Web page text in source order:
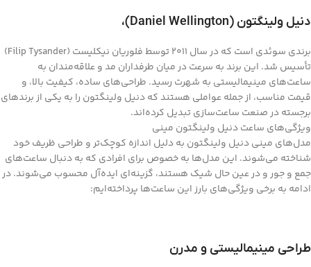
دنیل ولینگتون (Daniel Wellington)،
برندی سوئدی است که در سال 2011 توسط فلوریان نیکلیست (Filip Tysander)
تأسیس شد. این برند به سرعت در میان طرفداران مد و علاقه‌مندان به
ساعت‌های مینیمالیستی به شهرت رسید. طراحی‌های ساده، کیفیت بالا، و
قیمت مناسب، از جمله عواملی هستند که دنیل ولینگتون را به یکی از برندهای
برجسته در صنعت ساعت‌سازی تبدیل کرده‌اند.
ویژگی‌های ساعت دنیل ولینگتون مینی
مدل‌های مینی دنیل ولینگتون به دلیل اندازه کوچک‌تر و طراحی ظریف خود
شناخته می‌شوند. این مدل‌ها به خصوص برای افرادی که به دنبال ساعت‌های
جمع و جور و در عین حال شیک هستند، گزینه‌ای ایده‌آل محسوب می‌شوند. در
ادامه به برخی ویژگی‌های بارز این ساعت‌ها پرداخته‌ایم:
طراحی مینیمالیستی و مدرن